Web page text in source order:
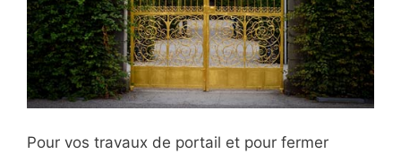
Pour vos travaux de portail et pour fermer